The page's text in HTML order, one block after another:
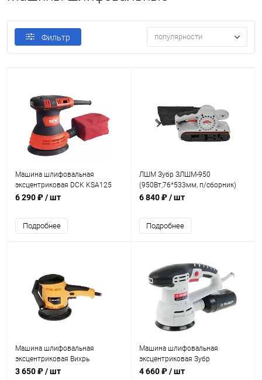
Фильтр популярности
Машина шлифовальная
эксцентриковая DCK KSA125
(300Вт,125мм,п/сборник)
6 290 ₽/ шт
Подробнее
ЛШМ Зубр ЗЛШМ-950
(950Вт,76*533мм, п/сборник)
6 840 ₽/ шт
Подробнее
Машина шлифовальная
эксцентриковая Вихрь
ЭШМ-125Э (450Вт,125мм,6000-
3 650 ₽/ шт
Машина шлифовальная
эксцентриковая Зубр
(450Вт,125мм)
4 660 ₽/ шт